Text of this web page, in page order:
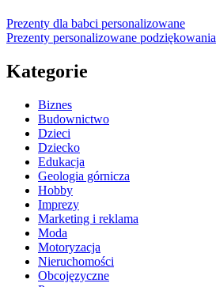
Prezenty dla babci personalizowane
Prezenty personalizowane podziękowania
Kategorie
Biznes
Budownictwo
Dzieci
Dziecko
Edukacja
Geologia górnicza
Hobby
Imprezy
Marketing i reklama
Moda
Motoryzacja
Nieruchomości
Obcojęzyczne